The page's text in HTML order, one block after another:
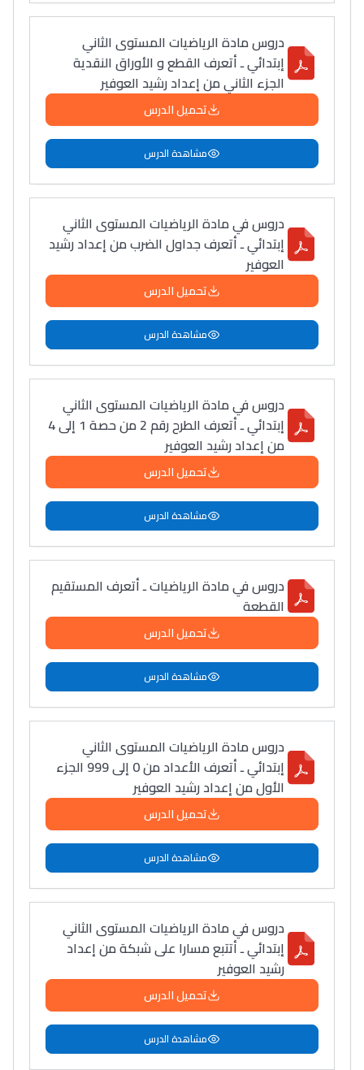
دروس مادة الرياضيات المستوى الثاني
إبتدائي ـ أتعرف القطع و الأوراق النقدية
الجزء الثاني من إعداد رشيد العوفير
تحميل الدرس
مشاهدة الدرس
دروس في مادة الرياضيات المستوى الثاني
إبتدائي ـ أتعرف جداول الضرب من إعداد رشيد
العوفير
تحميل الدرس
مشاهدة الدرس
دروس في مادة الرياضيات المستوى الثاني
إبتدائي ـ أتعرف الطرح رقم 2 من حصة 1 إلى 4
من إعداد رشيد العوفير
تحميل الدرس
مشاهدة الدرس
دروس في مادة الرياضيات ـ أتعرف المستقيم
القطعة
تحميل الدرس
مشاهدة الدرس
دروس مادة الرياضيات المستوى الثاني
إبتدائي ـ أتعرف الأعداد من 0 إلى 999 الجزء
الأول من إعداد رشيد العوفير
تحميل الدرس
مشاهدة الدرس
دروس في مادة الرياضيات المستوى الثاني
إبتدائي ـ أتتبع مسارا على شبكة من إعداد
رشيد العوفير
تحميل الدرس
مشاهدة الدرس